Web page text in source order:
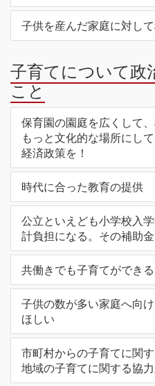
子供を産んだ家庭に対して
子育てについて政
こと
保育園の園庭を広くして
もっと文化的な場所にし
経済政策を！
時代に合った教育の提供
公立といえども小学校入
計負担になる。その補助
共働きでも子育てができ
子供の数が多い家庭へ向
ほしい
市町村からの子育てに関
地域の子育てに関する協力